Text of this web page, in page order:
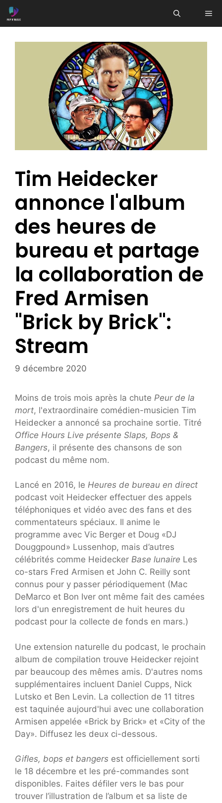
Aller
au
Tim Heidecker
annonce l'album
des heures de
bureau et partage
la collaboration de
Fred Armisen
"Brick by Brick":
Stream
9 décembre 2020
Moins de trois mois après la chute Peur de la
mort, l'extraordinaire comédien-musicien Tim
Heidecker a annoncé sa prochaine sortie. Titré
Office Hours Live présente Slaps, Bops &
Bangers, il présente des chansons de son
podcast du même nom.
Lancé en 2016, le Heures de bureau en direct
podcast voit Heidecker effectuer des appels
téléphoniques et vidéo avec des fans et des
commentateurs spéciaux. Il anime le
programme avec Vic Berger et Doug «DJ
Douggpound» Lussenhop, mais d’autres
célébrités comme Heidecker Base lunaire Les
co-stars Fred Armisen et John C. Reilly sont
connus pour y passer périodiquement (Mac
DeMarco et Bon Iver ont même fait des camées
lors d'un enregistrement de huit heures du
podcast pour la collecte de fonds en mars.)
Une extension naturelle du podcast, le prochain
album de compilation trouve Heidecker rejoint
par beaucoup des mêmes amis. D'autres noms
supplémentaires incluent Daniel Cupps, Nick
Lutsko et Ben Levin. La collection de 11 titres
est taquinée aujourd'hui avec une collaboration
Armisen appelée «Brick by Brick» et «City of the
Day». Diffusez les deux ci-dessous.
Gifles, bops et bangers est officiellement sorti
le 18 décembre et les pré-commandes sont
disponibles. Faites défiler vers le bas pour
trouver l’illustration de l’album et sa liste de